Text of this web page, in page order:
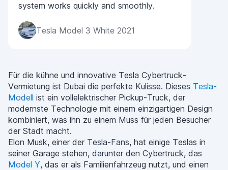
system works quickly and smoothly.
Tesla Model 3 White 2021
Für die kühne und innovative Tesla Cybertruck-
Vermietung ist Dubai die perfekte Kulisse. Dieses Tesla-
Modell ist ein vollelektrischer Pickup-Truck, der
modernste Technologie mit einem einzigartigen Design
kombiniert, was ihn zu einem Muss für jeden Besucher
der Stadt macht.
Elon Musk, einer der Tesla-Fans, hat einige Teslas in
seiner Garage stehen, darunter den Cybertruck, das
Model Y, das er als Familienfahrzeug nutzt, und einen